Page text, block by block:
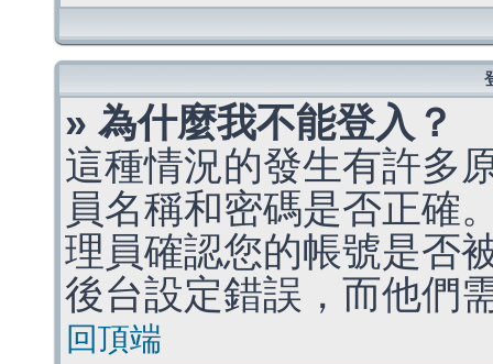
» 為什麼我不能登入？
這種情況的發生有許多
員名稱和密碼是否正確
理員確認您的帳號是否
後台設定錯誤，而他們
回頂端